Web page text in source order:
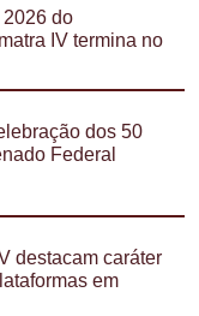
do
IV termina no
dos 50
Federal
destacam caráter
em